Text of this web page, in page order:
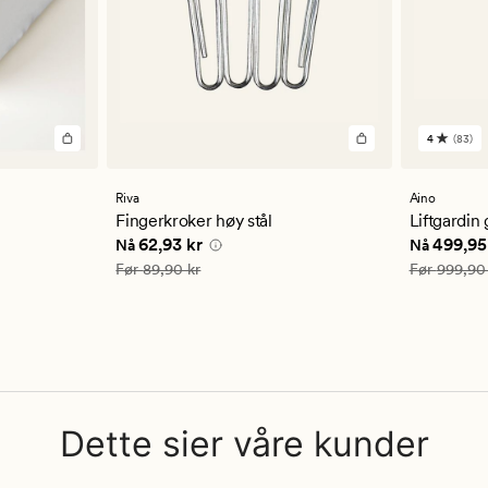
Riva
Fingerkroker høy stål
Nåværende pris
Nå 62,93 kr
Vanlig pris 89,90 kr
Før89,90 kr
83
en
på
4
4 (83)
Aino
Liftgardin
Nå
Vanlig pris
Før999,90
Dette sier våre kunder